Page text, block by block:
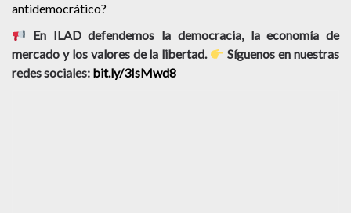
antidemocrático?
En ILAD defendemos la democracia, la economía de
mercado y los valores de la libertad.
Síguenos en nuestras
redes sociales: bit.ly/3IsMwd8